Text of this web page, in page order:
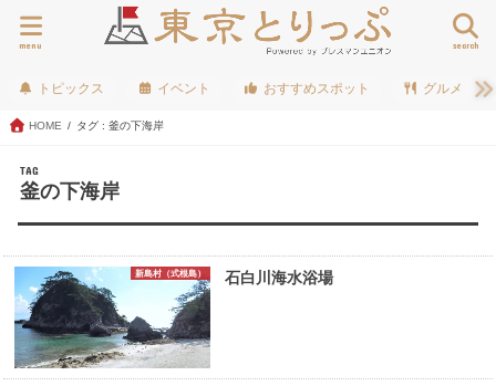
search
menu
トピックス イベント おすすめスポット グルメ
HOME タグ : 釜の下海岸
TAG
釜の下海岸
新島村（式根島） 石白川海水浴場